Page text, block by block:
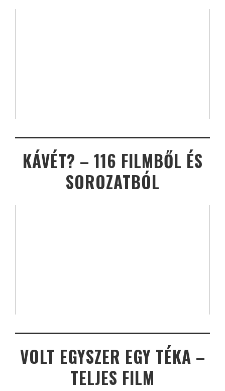
KÁVÉT? – 116 FILMBŐL ÉS
SOROZATBÓL
VOLT EGYSZER EGY TÉKA –
TELJES FILM